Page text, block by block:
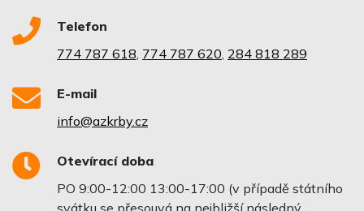
Telefon
774 787 618, 774 787 620, 284 818 289
E-mail
info@azkrby.cz
Otevírací doba
PO 9:00-12:00 13:00-17:00 (v případě státního
svátku se přesouvá na nejbližší následný